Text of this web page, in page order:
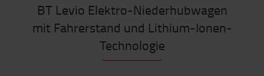
BT Levio Elektro-Niederhubwagen
mit Fahrerstand und Lithium-Ionen-
Technologie